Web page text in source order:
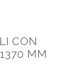
CON
MM